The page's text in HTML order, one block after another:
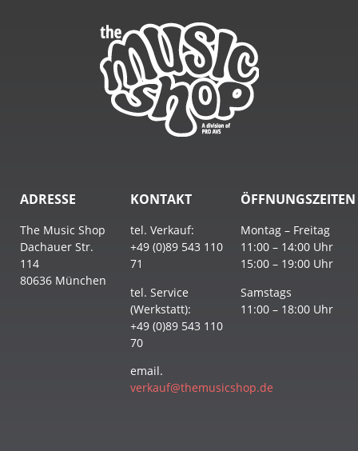
ADRESSE
The Music Shop
Dachauer Str.
114
80636 München
KONTAKT
tel. Verkauf:
+49 (0)89 543 110
71
tel. Service
(Werkstatt):
+49 (0)89 543 110
70
email.
verkauf@themusicshop.de
ÖFFNUNGSZEITEN
Montag – Freitag
11:00 – 14:00 Uhr
15:00 – 19:00 Uhr
Samstags
11:00 – 18:00 Uhr